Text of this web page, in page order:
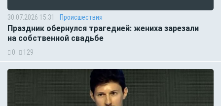
30.07.2026 15:31 Происшествия
Праздник обернулся трагедией: жениха зарезали
на собственной свадьбе
0 129